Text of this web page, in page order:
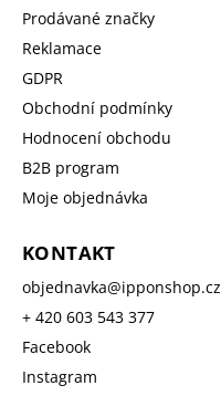
Prodávané značky
Reklamace
GDPR
Obchodní podmínky
Hodnocení obchodu
B2B program
Moje objednávka
KONTAKT
objednavka@ipponshop.cz
+ 420 603 543 377
Facebook
Instagram